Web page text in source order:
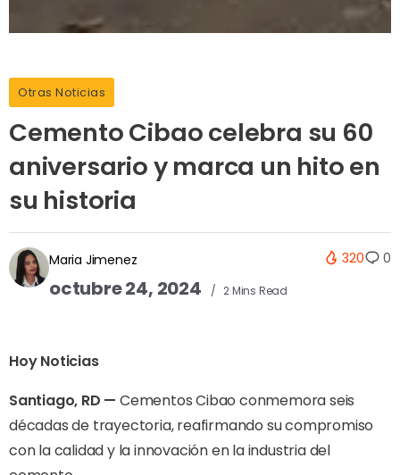
Otras Noticias
Cemento Cibao celebra su 60
aniversario y marca un hito en
su historia
Maria Jimenez
octubre 24, 2024 2 Mins Read
320 0
Hoy Noticias
Santiago, RD — Cementos Cibao conmemora seis
décadas de trayectoria, reafirmando su compromiso
con la calidad y la innovación en la industria del